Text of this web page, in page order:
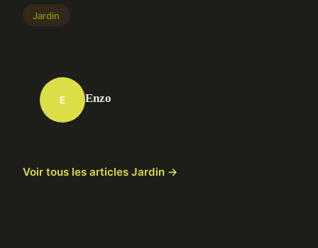
Jardin
E Enzo
Voir tous les articles Jardin →